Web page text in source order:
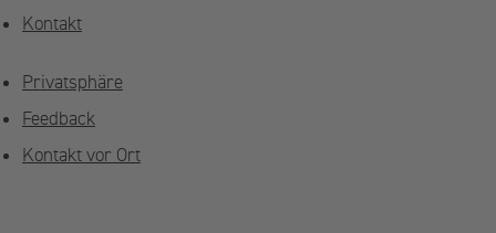
Kontakt
Privatsphäre
Feedback
Kontakt vor Ort